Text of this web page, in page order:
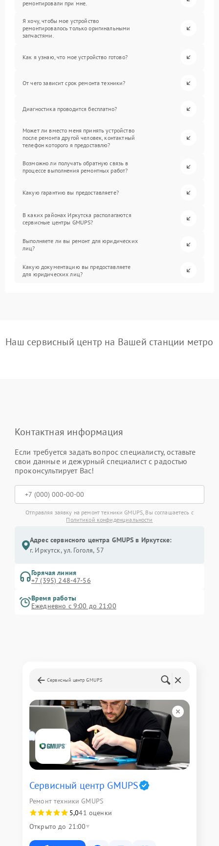
ремонтировали при мне.
Я хочу, чтобы мое устройство
ремонтировалось только оригинальными
запчастями.
Как я узнаю, что мое устройство готово?
От чего зависит срок ремонта техники?
Диагностика проводится бесплатно?
Может ли вместо меня принять устройство
после ремонта другой человек, контактный
телефон которого я предоставлю?
Возможно ли получать обратную связь в
процессе выполнения ремонтных работ?
Какую гарантию вы предоставляете?
В каких районах Иркутска располагаются
сервисные центры GMUPS?
Выполняете ли вы ремонт для юридических
лиц?
Какую документацию вы предоставляете
для юридических лиц?
Наш сервисный центр на Вашей станции метро
Контактная информация
Если требуется задать вопрос специалисту, оставьте
свои данные и дежурный специалист с радостью
проконсультирует Вас!
Отправляя заявку на ремонт техники GMUPS, Вы соглашаетесь с
Политикой конфиденциальности
Адрес сервисного центра GMUPS в Иркутске:
г. Иркутск, ул. ​Гоголя, 57
Горячая линия
+7 (395) 248-47-56
Время работы
Ежедневно с 9:00 до 21:00
Сервисный центр GMUPS
Сервисный центр GMUPS
Ремонт техники GMUPS
5,041 оценки
Открыто до 21:00